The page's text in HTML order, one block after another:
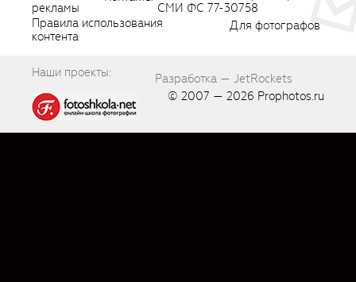
рекламы
СМИ ФС 77-30758
Правила использования
контента
Для фотографов
Наши проекты:
Разработка — JetRockets
© 2007 — 2026 Prophotos.ru